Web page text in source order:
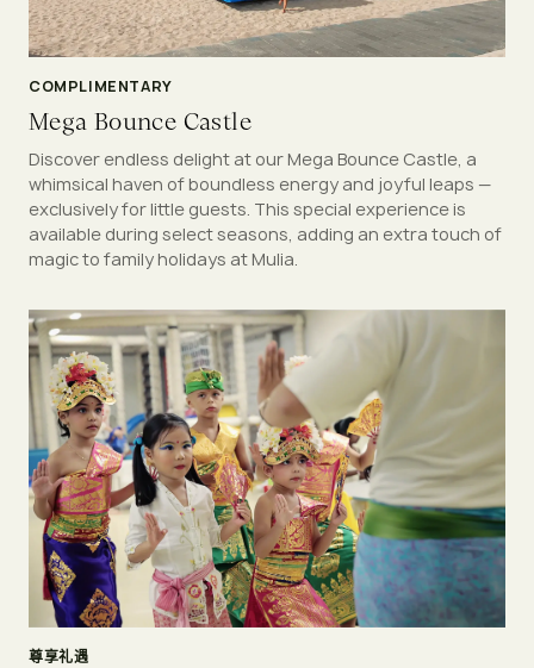
COMPLIMENTARY
Mega Bounce Castle
Discover endless delight at our Mega Bounce Castle, a
whimsical haven of boundless energy and joyful leaps —
exclusively for little guests. This special experience is
available during select seasons, adding an extra touch of
magic to family holidays at Mulia.
尊享礼遇